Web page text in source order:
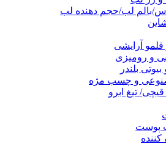
بالم لب/حجم دهنده لب
آرایشی
و رومیزی
بلندر
و چسب مژه
تیغ ابرو
پوست
کننده